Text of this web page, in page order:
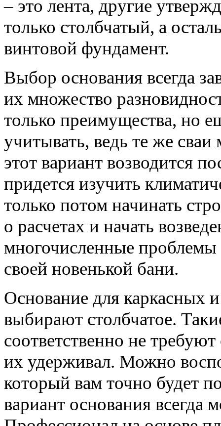
– это лента, другие
только столбчатый, а
винтовой фундамент.
Выбор основания всегда
их множество
только преимущества, но
учитывать, ведь те же
этот вариант возводится
придется изучить
только потом начинать
о расчетах и начать
многочисленные проблемы
своей новенькой бани.
Основание для каркасных
выбирают столбчатое.
соответственно не
их удерживал. Можно
который вам точно будет
вариант основания всегда